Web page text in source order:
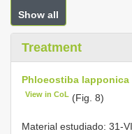
Show all
Treatment
Phloeostiba lapponica
View in CoL (Fig. 8)
Material estudiado: 31-